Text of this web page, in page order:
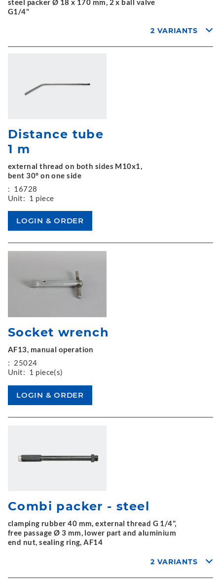
steel packer Ø 18 x 170 mm, 2 x ball valve
G1/4"
2 VARIANTS
Distance tube
1 m
external thread on both sides M10x1,
bent 30° on one side
: 16728
Unit: 1 piece
Socket wrench
AF13, manual operation
: 25024
Unit: 1 piece(s)
Combi packer - steel
clamping rubber 40 mm, external thread G 1/4",
free passage Ø 3 mm, lower part and aluminium
end nut, sealing ring, AF14
2 VARIANTS